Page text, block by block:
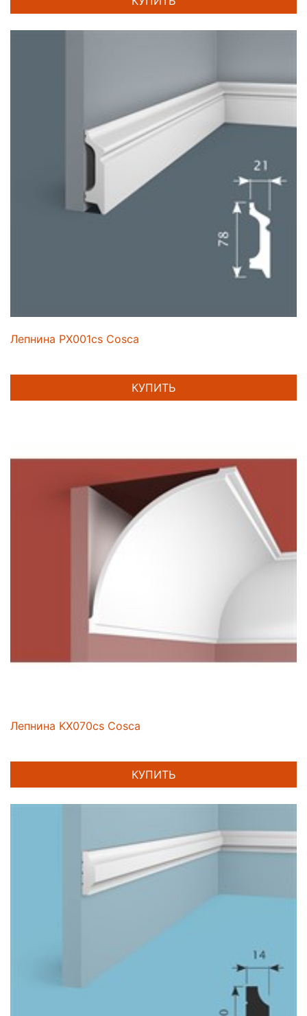
Лепнина PX001cs Cosca
КУПИТЬ
Лепнина KX070cs Cosca
КУПИТЬ